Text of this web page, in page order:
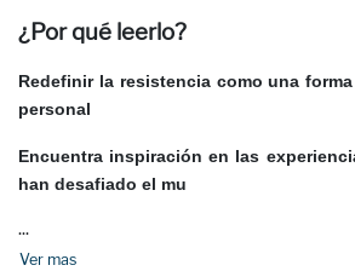
¿Por qué leerlo?
Redefinir la resistencia como una
personal
Encuentra inspiración en las
han desafiado el mu
...
Ver mas